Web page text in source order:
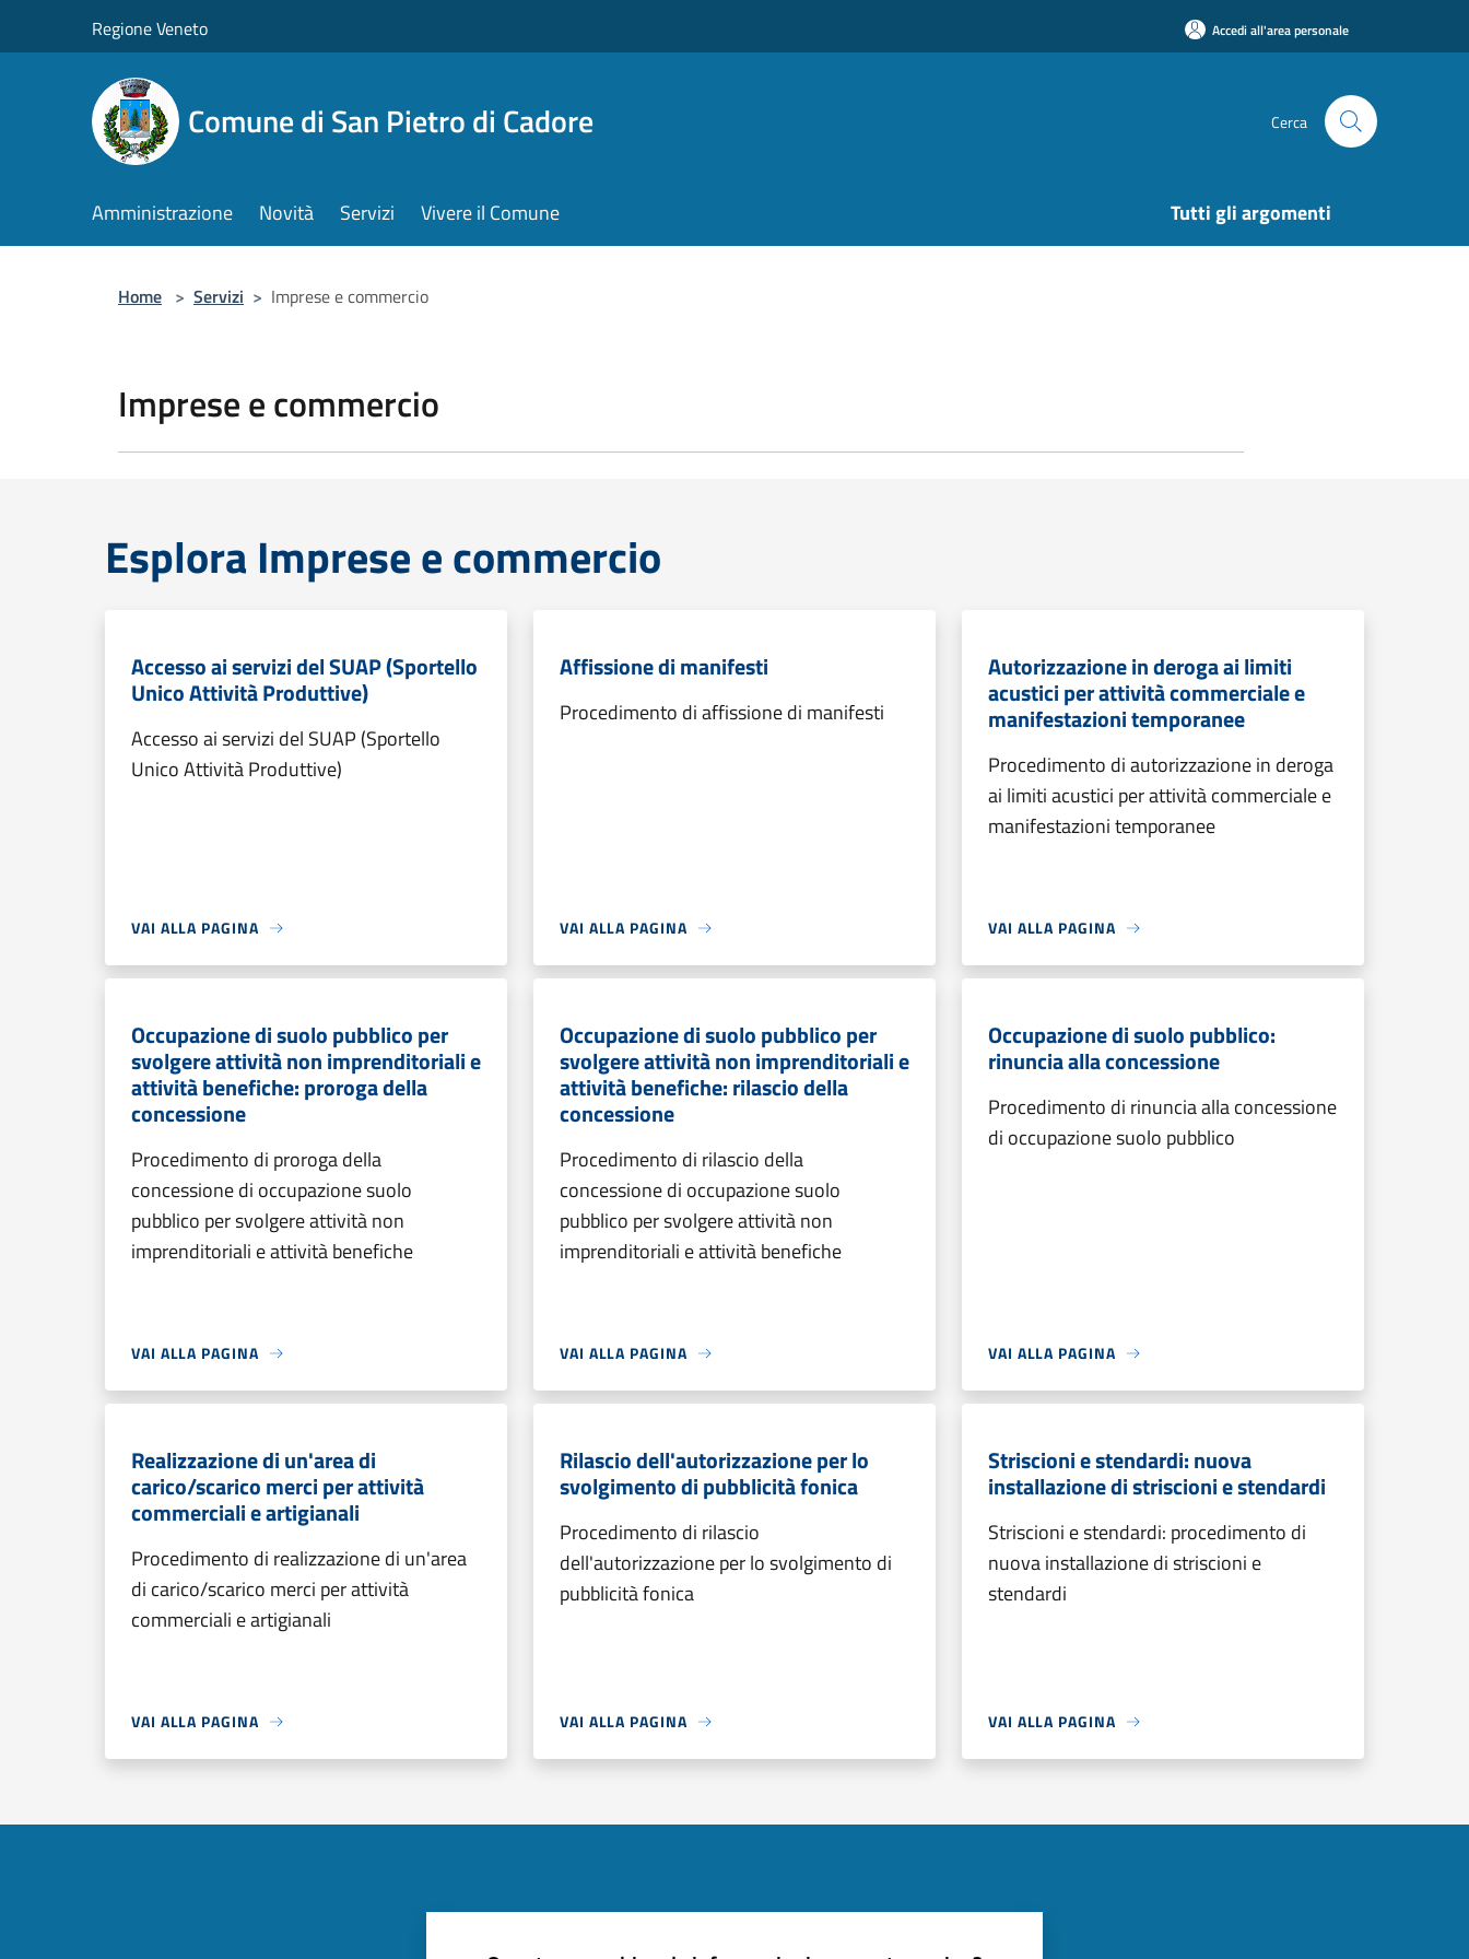
Regione Veneto Accedi all'area personale
Comune di San Pietro di Cadore Cerca
Amministrazione Novità Servizi Vivere il Comune Tutti gli argomenti
Home > Servizi > Imprese e commercio
Imprese e commercio
Esplora Imprese e commercio
Accesso ai servizi del SUAP (Sportello
Unico Attività Produttive)
Accesso ai servizi del SUAP (Sportello
Unico Attività Produttive)
VAI ALLA PAGINA
Affissione di manifesti
Procedimento di affissione di manifesti
VAI ALLA PAGINA
Autorizzazione in deroga ai limiti
acustici per attività commerciale e
manifestazioni temporanee
Procedimento di autorizzazione in deroga
ai limiti acustici per attività commerciale e
manifestazioni temporanee
VAI ALLA PAGINA
Occupazione di suolo pubblico per
svolgere attività non imprenditoriali e
attività benefiche: proroga della
concessione
Procedimento di proroga della
concessione di occupazione suolo
pubblico per svolgere attività non
imprenditoriali e attività benefiche
VAI ALLA PAGINA
Occupazione di suolo pubblico per
svolgere attività non imprenditoriali e
attività benefiche: rilascio della
concessione
Procedimento di rilascio della
concessione di occupazione suolo
pubblico per svolgere attività non
imprenditoriali e attività benefiche
VAI ALLA PAGINA
Occupazione di suolo pubblico:
rinuncia alla concessione
Procedimento di rinuncia alla concessione
di occupazione suolo pubblico
VAI ALLA PAGINA
Realizzazione di un'area di
carico/scarico merci per attività
commerciali e artigianali
Procedimento di realizzazione di un'area
di carico/scarico merci per attività
commerciali e artigianali
VAI ALLA PAGINA
Rilascio dell'autorizzazione per lo
svolgimento di pubblicità fonica
Procedimento di rilascio
dell'autorizzazione per lo svolgimento di
pubblicità fonica
VAI ALLA PAGINA
Striscioni e stendardi: nuova
installazione di striscioni e stendardi
Striscioni e stendardi: procedimento di
nuova installazione di striscioni e
stendardi
VAI ALLA PAGINA